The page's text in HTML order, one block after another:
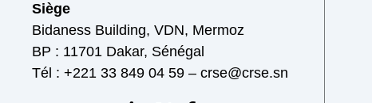
Siège
Bidaness Building, VDN, Mermoz
BP : 11701 Dakar, Sénégal
Tél : +221 33 849 04 59 – crse@crse.sn